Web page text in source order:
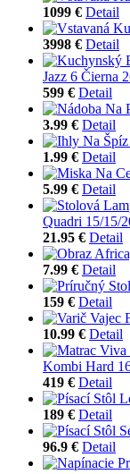
1099 € Detail
3998 € Detail
Jazz 6 Čierna
599 € Detail
3.99 € Detail
1.99 € Detail
5.99 € Detail
Quadri 15/15/
21.95 € Detail
7.99 € Detail
159 € Detail
10.99 € Detail
Kombi Hard
419 € Detail
189 € Detail
96.9 € Detail